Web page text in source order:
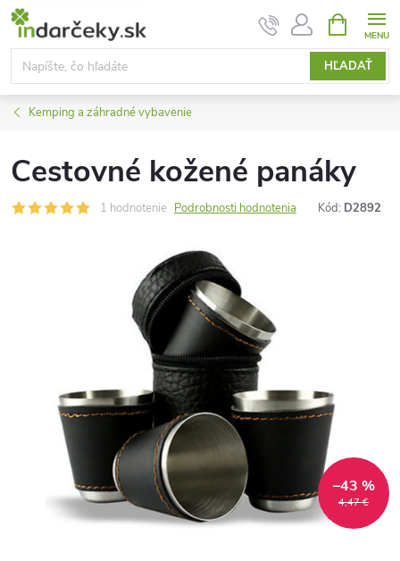
Prejsť
obsah
HĽADAŤ
KOŠÍK
Kemping a záhradné vybavenie
Cestovné kožené panáky
1 hodnotenie Podrobnosti hodnotenia Kód: D2892
4,47 €
–43 %